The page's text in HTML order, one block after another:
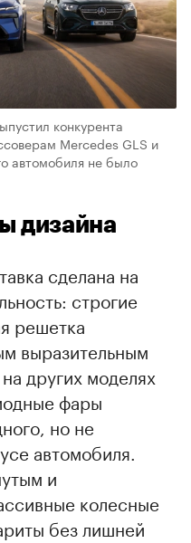
конкурента
Mercedes GLS и
автомобиля не было
дизайна
сделана на
строгие
решетка
выразительным
других моделях
фары
но не
автомобиля.
и
колесные
без лишней